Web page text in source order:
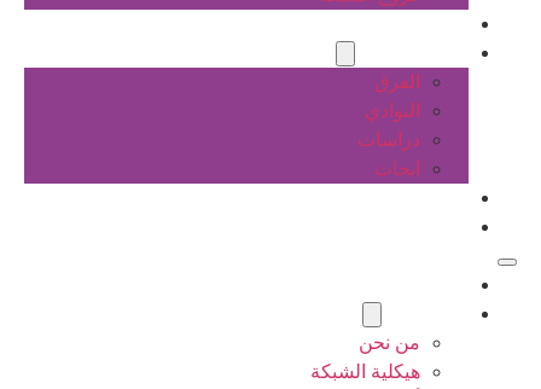
الفرق
النوادي
دراسات
ابحاث
من نحن
هيكلية الشبكة